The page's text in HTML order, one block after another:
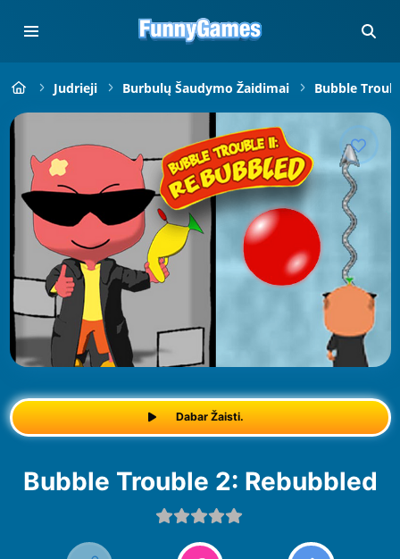
Judrieji Burbulų Šaudymo Žaidimai Bubble
Dabar Žaisti.
Bubble Trouble 2: Rebubbled